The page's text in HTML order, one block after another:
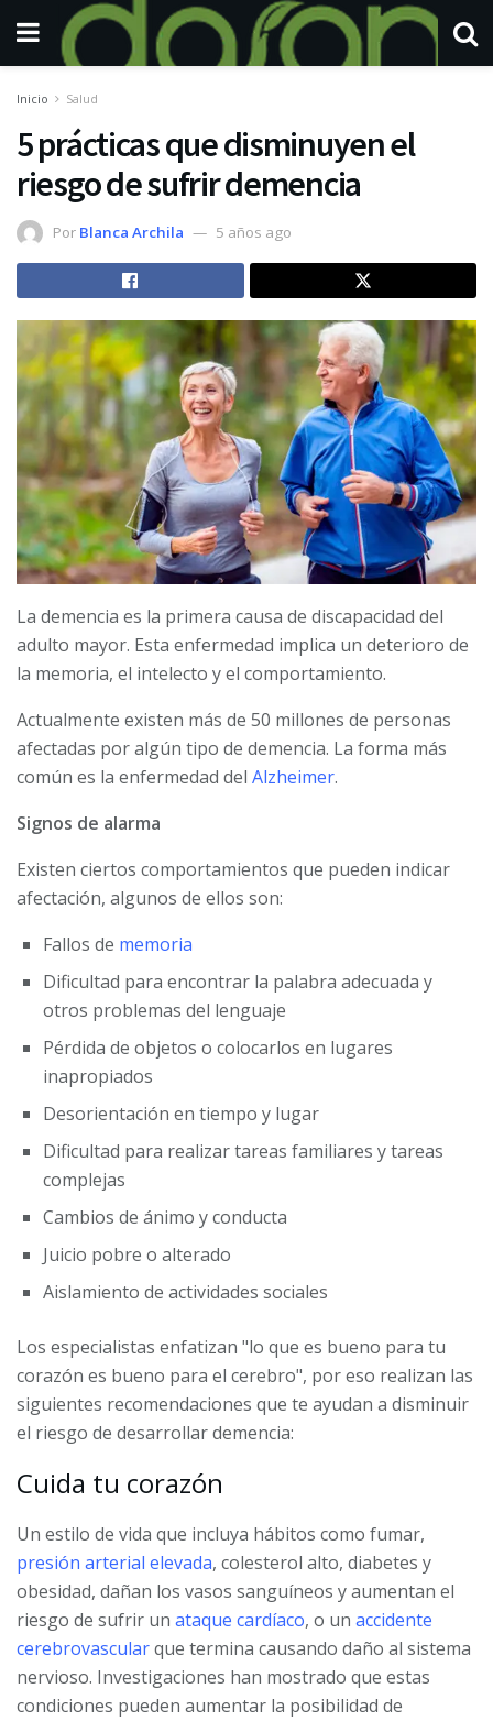
Inicio Salud
5 prácticas que disminuyen el
riesgo de sufrir demencia
Por Blanca Archila 5 años ago
La demencia es la primera causa de discapacidad del
adulto mayor. Esta enfermedad implica un deterioro de
la memoria, el intelecto y el comportamiento.
Actualmente existen más de 50 millones de personas
afectadas por algún tipo de demencia. La forma más
común es la enfermedad del Alzheimer.
Signos de alarma
Existen ciertos comportamientos que pueden indicar
afectación, algunos de ellos son:
Fallos de memoria
Dificultad para encontrar la palabra adecuada y
otros problemas del lenguaje
Pérdida de objetos o colocarlos en lugares
inapropiados
Desorientación en tiempo y lugar
Dificultad para realizar tareas familiares y tareas
complejas
Cambios de ánimo y conducta
Juicio pobre o alterado
Aislamiento de actividades sociales
Los especialistas enfatizan "lo que es bueno para tu
corazón es bueno para el cerebro", por eso realizan las
siguientes recomendaciones que te ayudan a disminuir
el riesgo de desarrollar demencia:
Cuida tu corazón
Un estilo de vida que incluya hábitos como fumar,
presión arterial elevada, colesterol alto, diabetes y
obesidad, dañan los vasos sanguíneos y aumentan el
riesgo de sufrir un ataque cardíaco, o un accidente
cerebrovascularque termina causando daño al sistema
nervioso. Investigaciones han mostrado que estas
condiciones pueden aumentar la posibilidad de